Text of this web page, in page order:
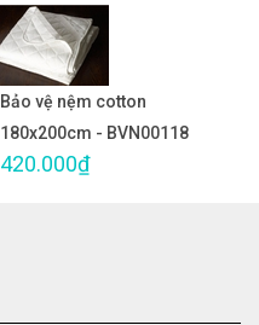
Bảo vệ nệm cotton
180x200cm - BVN00118
420.000₫